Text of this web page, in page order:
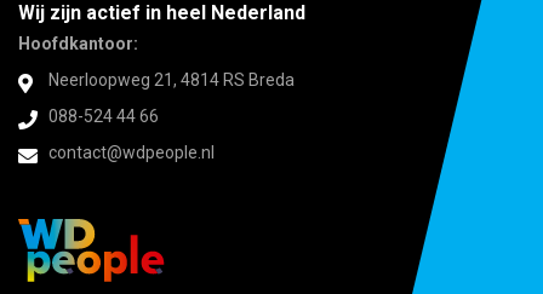
Wij zijn actief in heel Nederland
Hoofdkantoor:
Neerloopweg 21, 4814 RS Breda
088-524 44 66
contact@wdpeople.nl